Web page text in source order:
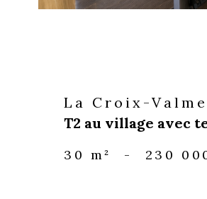
La Croix-
T2 au village avec
30 m² - 230